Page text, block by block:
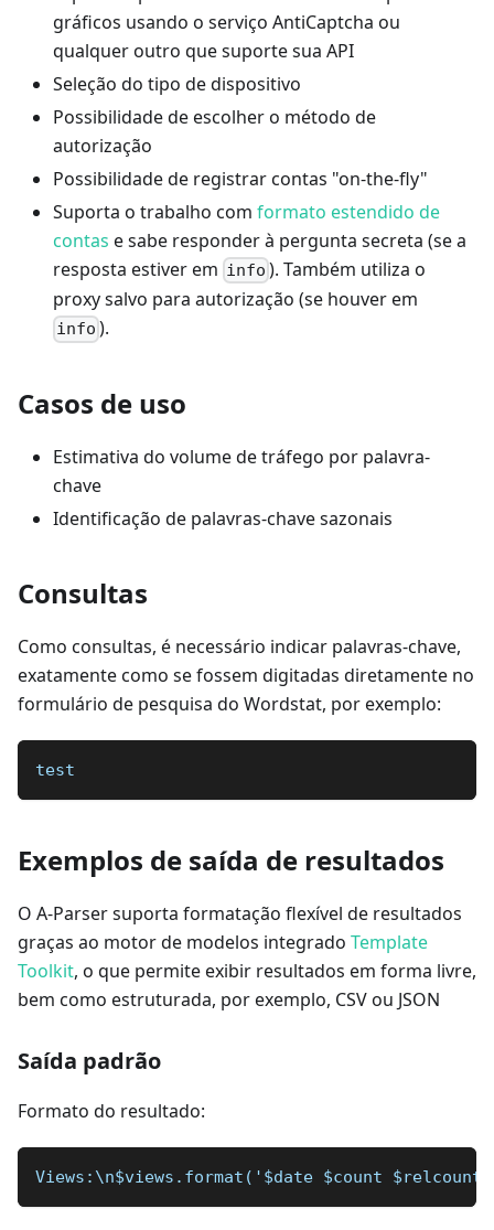
gráficos usando o serviço AntiCaptcha ou
qualquer outro que suporte sua API
Seleção do tipo de dispositivo
Possibilidade de escolher o método de
autorização
Possibilidade de registrar contas "on-the-fly"
Suporta o trabalho com formato estendido de
contas e sabe responder à pergunta secreta (se a
resposta estiver em info ). Também utiliza o
proxy salvo para autorização (se houver em
info ).
Casos de uso
Estimativa do volume de tráfego por palavra-
chave
Identificação de palavras-chave sazonais
Consultas
Como consultas, é necessário indicar palavras-chave,
exatamente como se fossem digitadas diretamente no
formulário de pesquisa do Wordstat, por exemplo:
test
Exemplos de saída de resultados
O A-Parser suporta formatação flexível de resultados
graças ao motor de modelos integrado Template
Toolkit, o que permite exibir resultados em forma livre,
bem como estruturada, por exemplo, CSV ou JSON
Saída padrão
Formato do resultado:
Views:\n$views.format('$date $count